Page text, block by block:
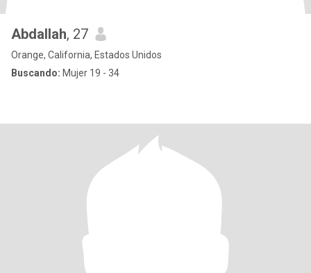
Abdallah, 27
Orange, California, Estados Unidos
Buscando: Mujer 19 - 34